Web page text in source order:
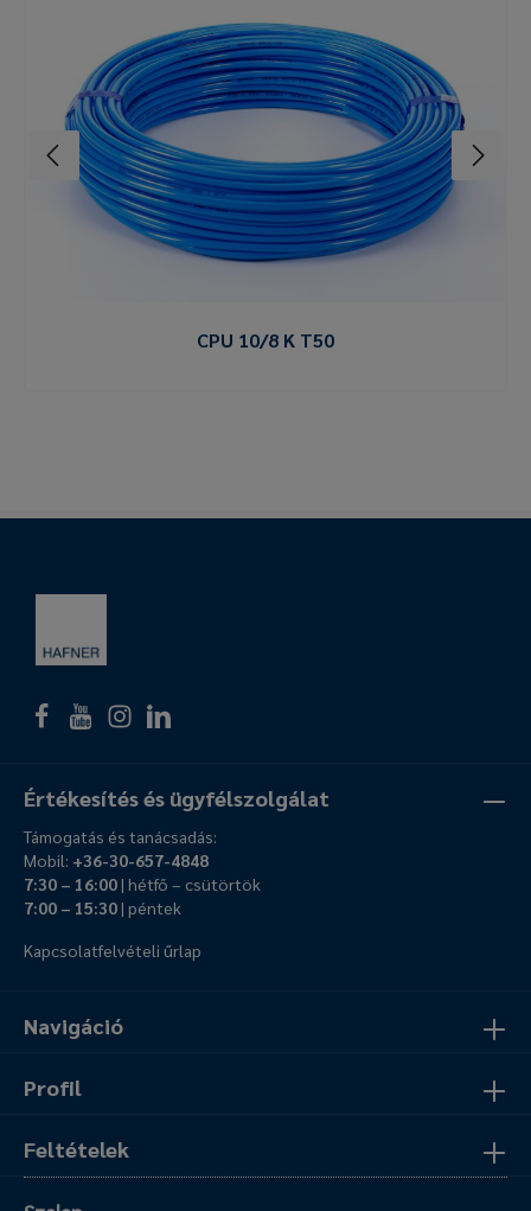
CPU 10/8 K T50
Navigáció
Profil
Feltételek
Értékesítés és ügyfélszolgálat
Támogatás és tanácsadás:
Mobil: +36-30-657-4848
7:30 – 16:00| hétfő – csütörtök
7:00 – 15:30| péntek
Kapcsolatfelvételi űrlap